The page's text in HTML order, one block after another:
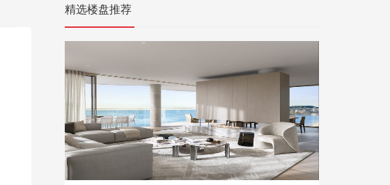
精选楼盘推荐